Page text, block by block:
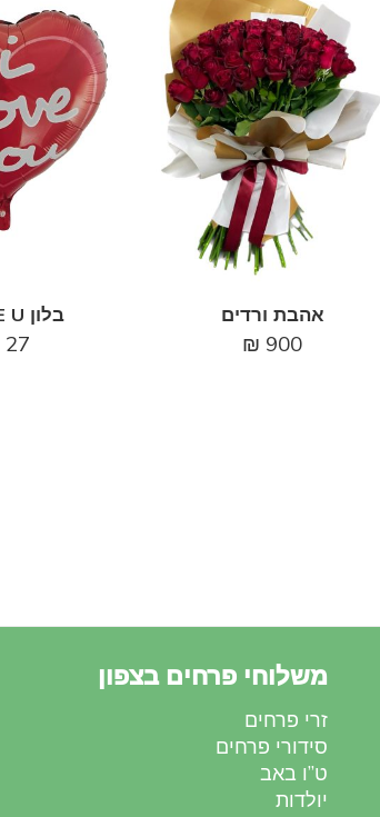
אהבת ורדים
900
₪
בלון I LOVE U
27
משלוחי פרחים בצפון
זרי פרחים
סידורי פרחים
ט”ו באב
יולדות